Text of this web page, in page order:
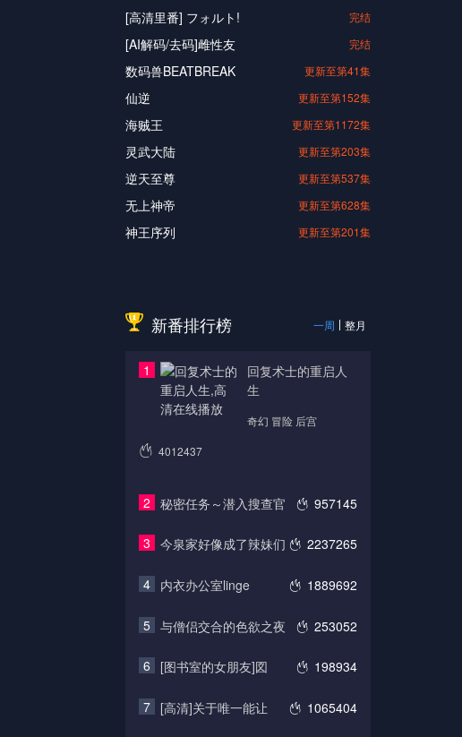
[高清里番] フォルト! 完结
[AI解码/去码]雌性友 完结
数码兽BEATBREAK 更新至第41集
仙逆 更新至第152集
海贼王 更新至第1172集
灵武大陆 更新至第203集
逆天至尊 更新至第537集
无上神帝 更新至第628集
神王序列 更新至第201集
新番排行榜 一周 整月
1
回复术士的重启人
生
奇幻 冒险 后宫
4012437
2 957145
秘密任务～潜入搜查官
3 2237265
今泉家好像成了辣妹们
4 1889692
内衣办公室linge
5 253052
与僧侣交合的色欲之夜
6 198934
[图书室的女朋友]図
7 1065404
[高清]关于唯一能让